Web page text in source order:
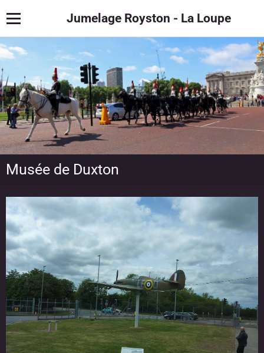
Jumelage Royston - La Loupe
Musée de Duxton